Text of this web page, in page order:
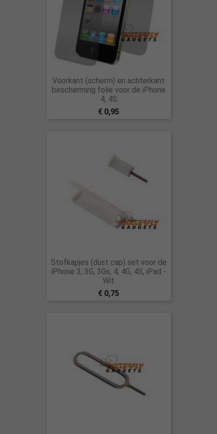
Voorkant (scherm) en achterkant
bescherming folie voor de iPhone
4, 4S
€ 0,95
Stofkapjes (dust cap) set voor de
iPhone 3, 3G, 3Gs, 4, 4G, 4S, iPad -
Wit
€ 0,75